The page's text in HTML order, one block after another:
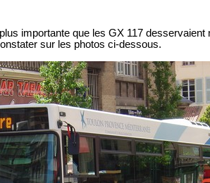
importante que les GX 117 desservaient
sur les photos ci-dessous.